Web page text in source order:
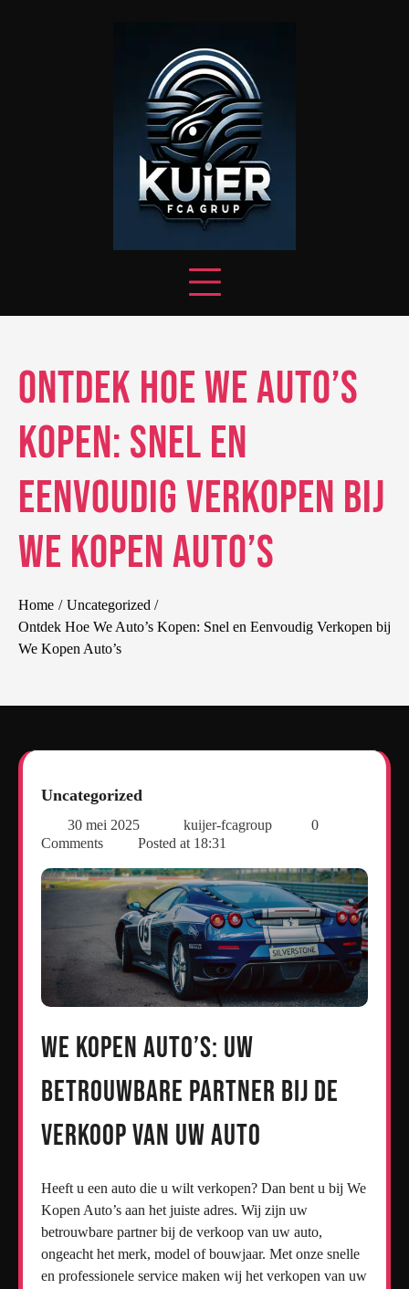
Ontdek Hoe We Auto’s
Kopen: Snel en
Eenvoudig Verkopen bij
We Kopen Auto’s
Home
Uncategorized
Ontdek Hoe We Auto’s Kopen: Snel en Eenvoudig Verkopen bij
We Kopen Auto’s
Uncategorized
30 mei 2025 kuijer-fcagroup
0
Comments
Posted at 18:31
We Kopen Auto’s: Uw
Betrouwbare Partner bij de
Verkoop van Uw Auto
Heeft u een auto die u wilt verkopen? Dan bent u bij We
Kopen Auto’s aan het juiste adres. Wij zijn uw
betrouwbare partner bij de verkoop van uw auto,
ongeacht het merk, model of bouwjaar. Met onze snelle
en professionele service maken wij het verkopen van uw